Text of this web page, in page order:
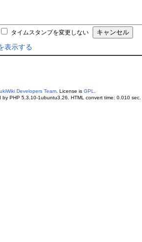
タイムスタンプを変更しない
表示する
Developers Team. License is GPL
by PHP 5.3.10-1ubuntu3.26. HTML convert time: 0.010 sec.